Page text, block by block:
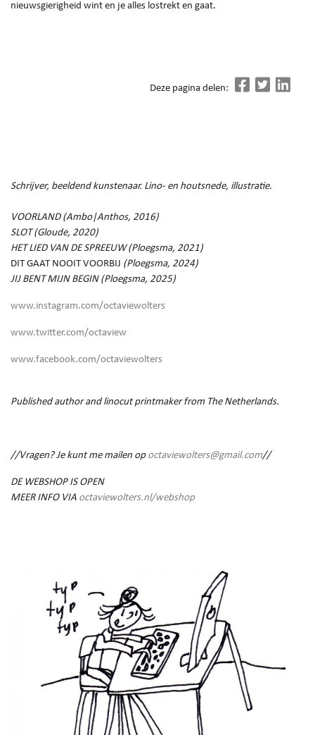
nieuwsgierigheid wint en je alles lostrekt en gaat.
Deze pagina delen:
Schrijver, beeldend kunstenaar. Lino- en houtsnede, illustratie.
VOORLAND (Ambo|Anthos, 2016)
SLOT (Gloude, 2020)
HET LIED VAN DE SPREEUW (Ploegsma, 2021)
DIT GAAT NOOIT VOORBIJ (Ploegsma, 2024)
JIJ BENT MIJN BEGIN (Ploegsma, 2025)
www.instagram.com/octaviewolters
www.twitter.com/octaview
www.facebook.com/octaviewolters
Published author and linocut printmaker from The Netherlands.
//Vragen? Je kunt me mailen op octaviewolters@gmail.com//
DE WEBSHOP IS OPEN
MEER INFO VIA octaviewolters.nl/webshop